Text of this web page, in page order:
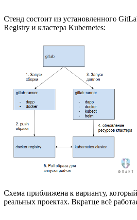
Стенд состоит из установленного
Registry и кластера Kubernetes:
Схема приближена к варианту,
реальных проектах. Вкратце всё